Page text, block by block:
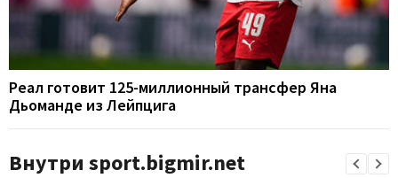
Реал готовит 125-миллионный трансфер Яна
Дьоманде из Лейпцига
Внутри sport.bigmir.net